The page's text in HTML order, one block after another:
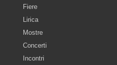
Fiere
Lirica
Mostre
Concerti
Incontri